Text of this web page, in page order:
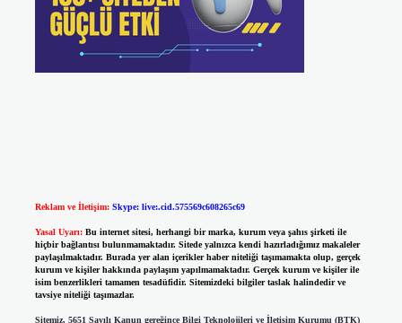
Reklam ve İletişim: Skype: live:.cid.575569c608265c69
Yasal Uyarı: Bu internet sitesi, herhangi bir marka, kurum veya şahıs şirketi ile
hiçbir bağlantısı bulunmamaktadır. Sitede yalnızca kendi hazırladığımız makaleler
paylaşılmaktadır. Burada yer alan içerikler haber niteliği taşımamakta olup, gerçek
kurum ve kişiler hakkında paylaşım yapılmamaktadır. Gerçek kurum ve kişiler ile
isim benzerlikleri tamamen tesadüfidir. Sitemizdeki bilgiler taslak halindedir ve
tavsiye niteliği taşımazlar.
Sitemiz, 5651 Sayılı Kanun gereğince Bilgi Teknolojileri ve İletişim Kurumu (BTK)